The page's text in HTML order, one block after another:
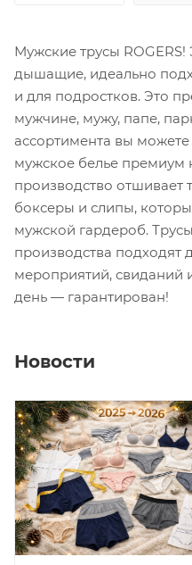
Мужские трусы
дышащие, идеально
и для подростков. Это
мужчине, мужу, папе,
ассортимента вы
мужское белье премиум
производство отшивает
боксеры и слипы,
мужской гардероб.
производства подходят
мероприятий, свиданий
день — гарантирован!
Новости